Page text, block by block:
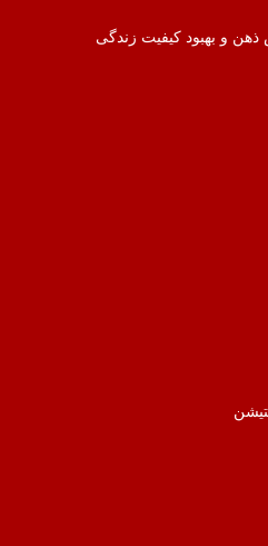
و بهبود کیفیت زندگی